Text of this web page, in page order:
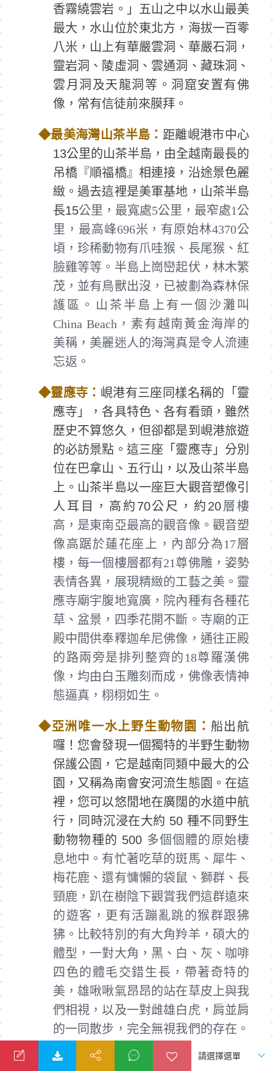
香霧繞雲岩。」五山之中以水山最美
最大，水山位於東北方，海拔一百零
八米，山上有華嚴雲洞、華嚴石洞，
靈岩洞、陵虛洞、雲通洞、藏珠洞、
雲月洞及天龍洞等。洞窟安置有佛
像，常有信徒前來膜拜。
◆最美海灣山茶半島： 距離峴港市中心
13公里的山茶半島，由全越南最長的
吊橋『順福橋』相連接，沿途景色麗
緻。過去這裡是美軍基地，山茶半島
長15公里，最寬處5公里，最窄處1公
里，最高峰696米，有原始林4370公
頃，珍稀動物有爪哇猴、長尾猴、紅
臉雞等等。半島上崗巒起伏，林木繁
茂，並有鳥獸出沒，已被劃為森林保
護區。山茶半島上有一個沙灘叫
China Beach，素有越南黃金海岸的
美稱，美麗迷人的海灣真是令人流連
忘返。
◆靈應寺： 峴港有三座同樣名稱的「靈
應寺」，各具特色、各有看頭，雖然
歷史不算悠久，但卻都是到峴港旅遊
的必訪景點。這三座「靈應寺」分別
位在巴拿山、五行山，以及山茶半島
上。山茶半島以一座巨大觀音塑像引
人耳目，高約70公尺，約20層樓
高，是東南亞最高的觀音像。觀音塑
像高踞於蓮花座上，內部分為17層
樓，每一個樓層都有21尊佛雕，姿勢
表情各異，展現精緻的工藝之美。靈
應寺廟宇腹地寬廣，院內種有各種花
草、盆景，四季花開不斷。寺廟的正
殿中間供奉釋迦牟尼佛像，通往正殿
的路兩旁是排列整齊的18尊羅漢佛
像，均由白玉雕刻而成，佛像表情神
態逼真，栩栩如生。
◆亞洲唯一水上野生動物園： 船出航
囉！您會發現一個獨特的半野生動物
保護公園，它是越南同類中最大的公
園，又稱為南會安河流生態園。在這
裡，您可以悠閒地在廣闊的水道中航
行，同時沉浸在大約 50 種不同野生
動物物種的 500 多個個體的原始棲
息地中。有忙著吃草的斑馬、犀牛、
梅花鹿、還有慵懶的袋鼠、獅群、長
頸鹿，趴在樹陰下觀賞我們這群遠來
的遊客，更有活蹦亂跳的猴群跟狒
狒。比較特別的有大角羚羊，碩大的
體型，一對大角，黑、白、灰、咖啡
四色的體毛交錯生長，帶著奇特的
美，雄啾啾氣昂昂的站在草皮上與我
們相視，以及一對雌雄白虎，肩並肩
的一同散步，完全無視我們的存在。
途中船會停靠一座小島，遊客上島後